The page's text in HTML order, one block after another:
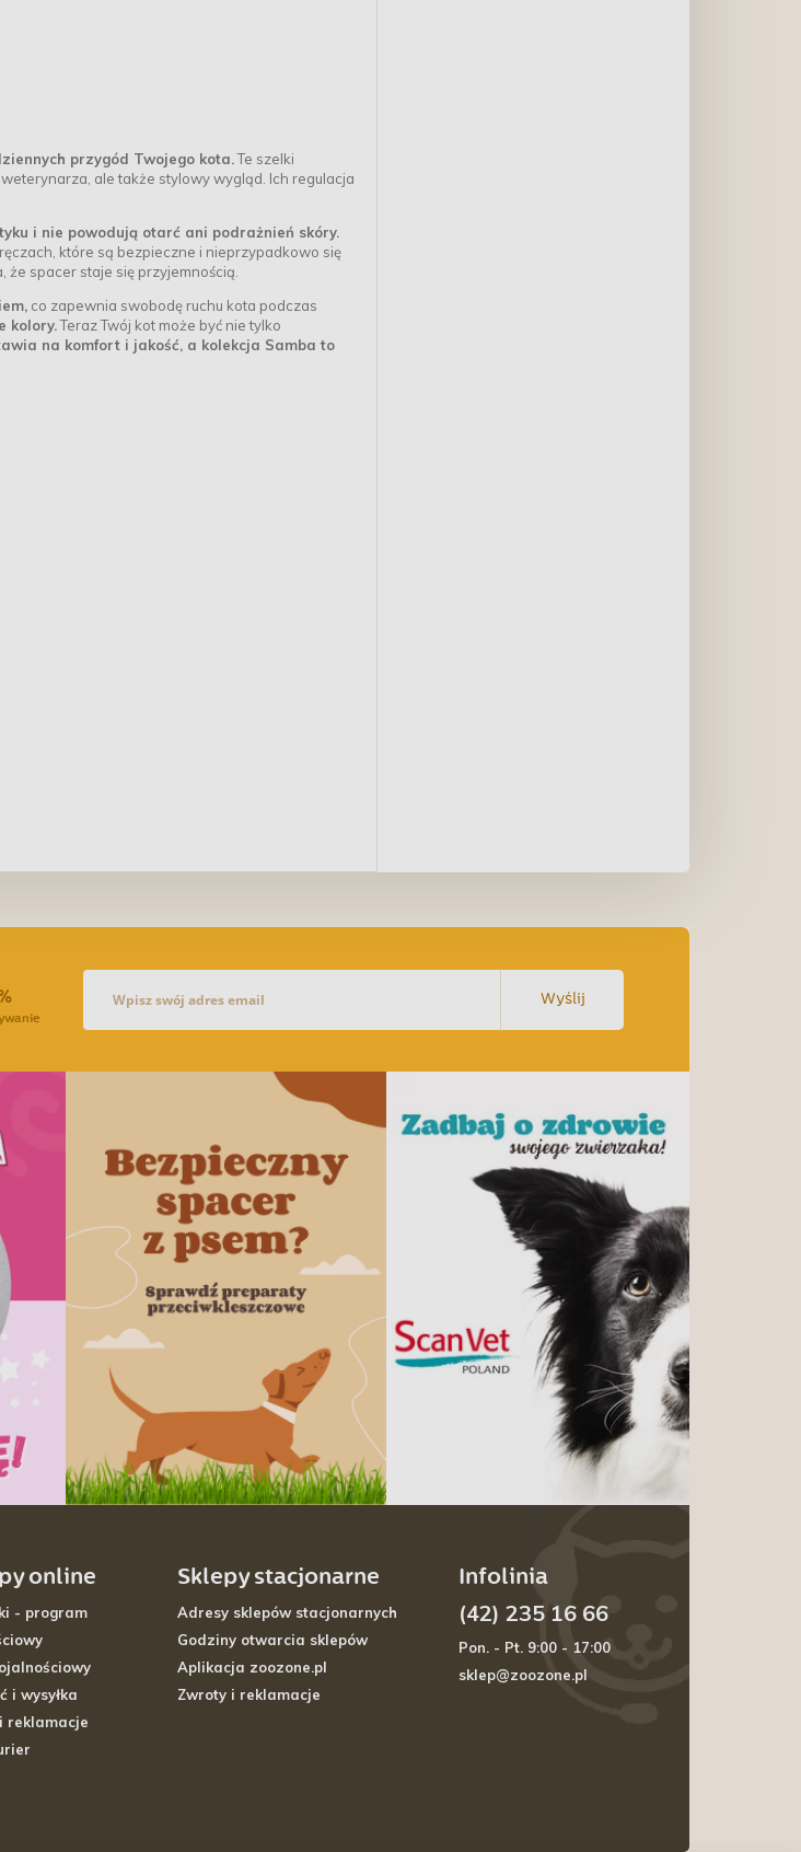
przygód Twojego kota.Te szelki
ale także stylowy wygląd. Ich regulacja
i nie powodują otarć ani podrażnień skóry.
które są bezpieczne i nieprzypadkowo się
że spacer staje się przyjemnością.
co zapewnia swobodę ruchu kota podczas
kolory.Teraz Twój kot może być nie tylko
na komfort i jakość, a kolekcja Samba to
Wyślij
online
- program
i wysyłka
reklamacje
Sklepy stacjonarne
Adresy sklepów stacjonarnych
Godziny otwarcia sklepów
Aplikacja zoozone.pl
Zwroty i reklamacje
Infolinia
(42) 235 16 66
Pon. - Pt. 9:00 - 17:00
sklep@zoozone.pl